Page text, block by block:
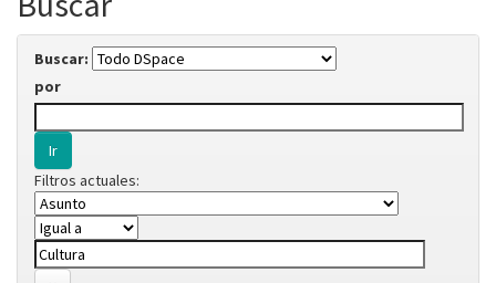
Buscar:
por
Filtros actuales: